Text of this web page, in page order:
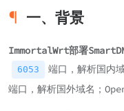
一、背景
ImmortalWrt部署
6053 端口，解析国内
端口，解析国外域名；